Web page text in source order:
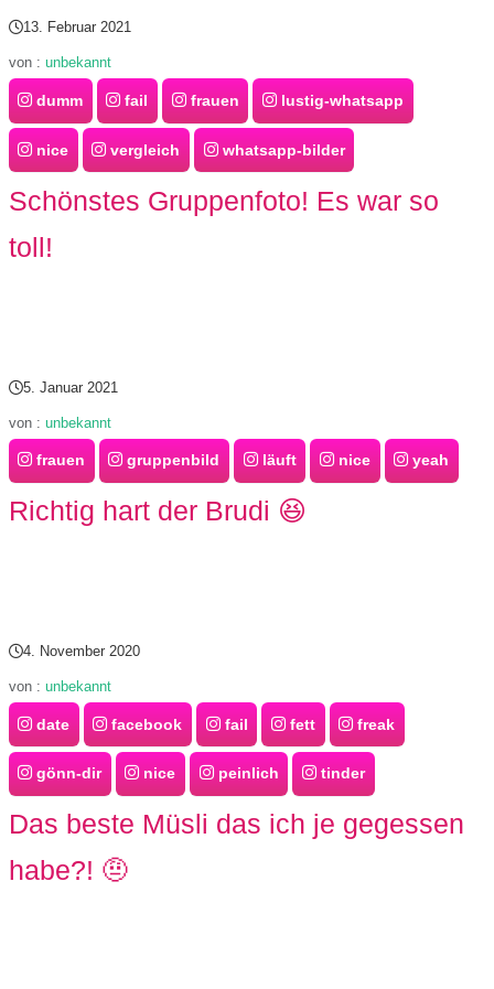
13. Februar 2021
von : unbekannt
dumm fail frauen lustig-whatsapp
nice vergleich whatsapp-bilder
Schönstes Gruppenfoto! Es war so
toll!
5. Januar 2021
von : unbekannt
frauen gruppenbild läuft nice yeah
Richtig hart der Brudi 😆
4. November 2020
von : unbekannt
date facebook fail fett freak
gönn-dir nice peinlich tinder
Das beste Müsli das ich je gegessen
habe?! 🤨